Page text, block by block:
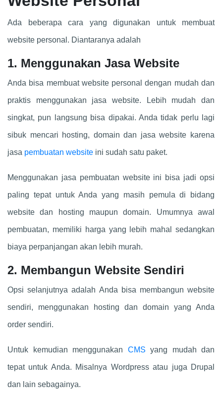
Ada beberapa cara yang digunakan untuk membuat
website personal. Diantaranya adalah
1. Menggunakan Jasa Website
Anda bisa membuat website personal dengan mudah dan
praktis menggunakan jasa website. Lebih mudah dan
singkat, pun langsung bisa dipakai. Anda tidak perlu lagi
sibuk mencari hosting, domain dan jasa website karena
jasa pembuatan website ini sudah satu paket.
Menggunakan jasa pembuatan website ini bisa jadi opsi
paling tepat untuk Anda yang masih pemula di bidang
website dan hosting maupun domain. Umumnya awal
pembuatan, memiliki harga yang lebih mahal sedangkan
biaya perpanjangan akan lebih murah.
2. Membangun Website Sendiri
Opsi selanjutnya adalah Anda bisa membangun website
sendiri, menggunakan hosting dan domain yang Anda
order sendiri.
Untuk kemudian menggunakan CMS yang mudah dan
tepat untuk Anda. Misalnya Wordpress atau juga Drupal
dan lain sebagainya.